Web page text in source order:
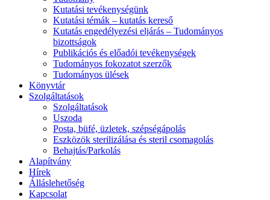
Kutatási tevékenységünk
Kutatási témák – kutatás kereső
Kutatás engedélyezési eljárás – Tudományos
bizottságok
Publikációs és előadói tevékenységek
Tudományos fokozatot szerzők
Tudományos ülések
Könyvtár
Szolgáltatások
Szolgáltatások
Uszoda
Posta, büfé, üzletek, szépségápolás
Eszközök sterilizálása és steril csomagolás
Behajtás/Parkolás
Alapítvány
Hírek
Álláslehetőség
Kapcsolat